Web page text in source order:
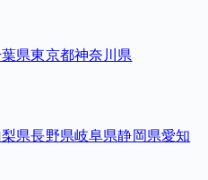
県東京都神奈川県
梨県長野県岐阜県静岡県愛知